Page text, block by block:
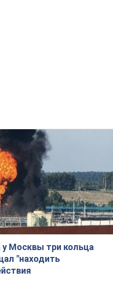
Москвы три кольца
"находить